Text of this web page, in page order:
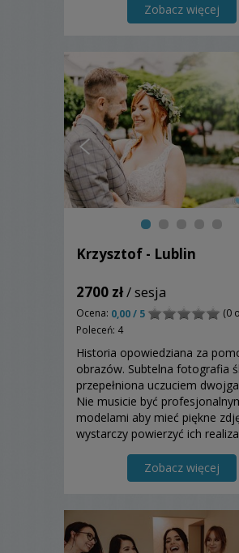
Zobacz więcej
Krzysztof - Lublin
2700 zł/ sesja
Ocena: 0,00 / 5
(0
Poleceń: 4
Historia opowiedziana za
obrazów. Subtelna fotografia
przepełniona uczuciem
Nie musicie być
modelami aby mieć piękne
wystarczy powierzyć ich
spędzić czas :)Zobacz więcej